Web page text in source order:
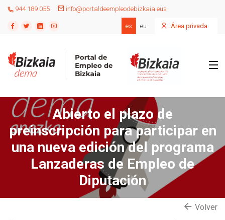
944 189 055 info@portaldeempleodebizkaia.eus
es eu Área privada
Abierto el plazo de
preinscripción para participar en
una nueva edición del programa
Lanzaderas de Empleo de
Diputación
Volver